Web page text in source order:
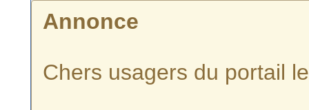
Annonce
Chers usagers du portail